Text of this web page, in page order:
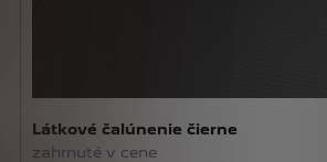
Látkové čalúnenie čierne
zahrnuté v cene